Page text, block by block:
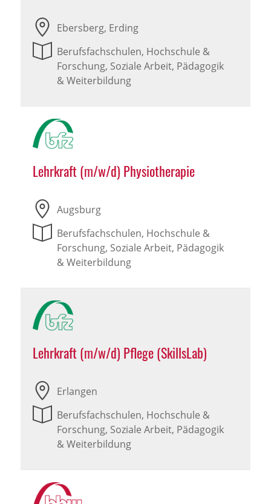
Ebersberg, Erding
Berufsfachschulen, Hochschule &
Forschung, Soziale Arbeit, Pädagogik
& Weiterbildung
Lehrkraft (m/w/d) Physiotherapie
Augsburg
Berufsfachschulen, Hochschule &
Forschung, Soziale Arbeit, Pädagogik
& Weiterbildung
Lehrkraft (m/w/d) Pflege (SkillsLab)
Erlangen
Berufsfachschulen, Hochschule &
Forschung, Soziale Arbeit, Pädagogik
& Weiterbildung